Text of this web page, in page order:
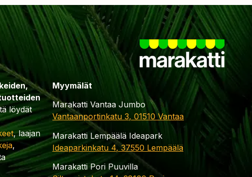
löydät
, laajan
,
Myymälät
Marakatti Vantaa Jumbo
Vantaanportinkatu 3, 01510 Vantaa
Marakatti Lempäälä Ideapark
Ideaparkinkatu 4, 37550 Lempäälä
Marakatti Pori Puuvilla